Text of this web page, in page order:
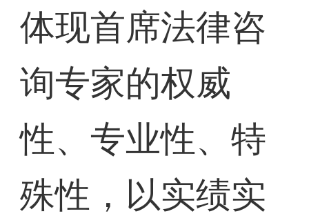
体现首席法律咨
询专家的权威
性、专业性、特
殊性，以实绩实